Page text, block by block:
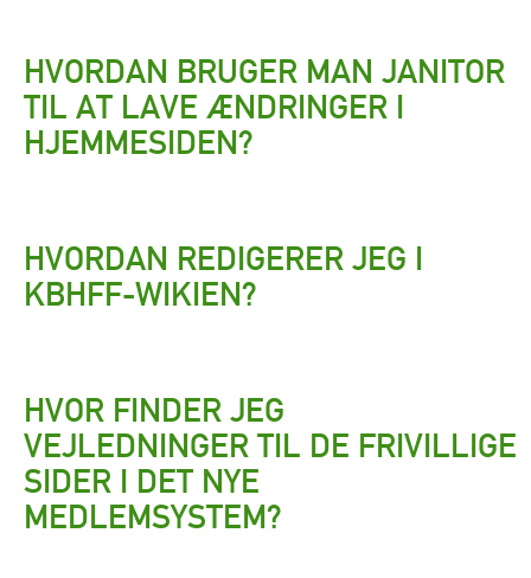
HVORDAN BRUGER MAN JANITOR
TIL AT LAVE ÆNDRINGER I
HJEMMESIDEN?
HVORDAN REDIGERER JEG I
KBHFF-WIKIEN?
HVOR FINDER JEG
VEJLEDNINGER TIL DE FRIVILLIGE
SIDER I DET NYE
MEDLEMSYSTEM?